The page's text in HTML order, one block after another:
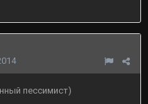
пессимист)